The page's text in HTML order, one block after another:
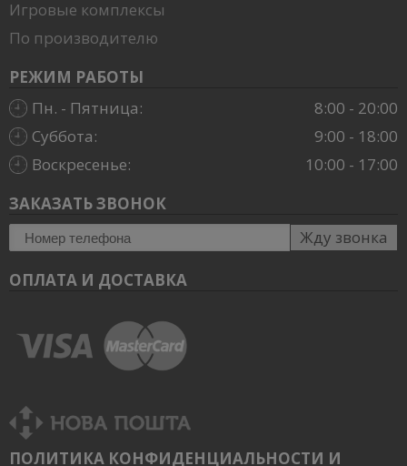
Игровые комплексы
По производителю
РЕЖИМ РАБОТЫ
Пн. - Пятница:
8:00 - 20:00
Суббота:
9:00 - 18:00
Воскресенье:
10:00 - 17:00
ЗАКАЗАТЬ ЗВОНОК
Жду звонка
ОПЛАТА И ДОСТАВКА
ПОЛИТИКА КОНФИДЕНЦИАЛЬНОСТИ И